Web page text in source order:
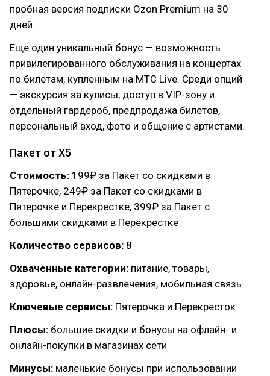
пробная версия подписки Ozon Premium на 30
дней.
Еще один уникальный бонус — возможность
привилегированного обслуживания на концертах
по билетам, купленным на МТС Live. Среди опций
— экскурсия за кулисы, доступ в VIP-зону и
отдельный гардероб, предпродажа билетов,
персональный вход, фото и общение с артистами.
Пакет от X5
Стоимость: 199₽ за Пакет со скидками в
Пятерочке, 249₽ за Пакет со скидками в
Пятерочке и Перекрестке, 399₽ за Пакет с
большими скидками в Перекрестке
Количество сервисов: 8
Охваченные категории: питание, товары,
здоровье, онлайн-развлечения, мобильная связь
Ключевые сервисы: Пятерочка и Перекресток
Плюсы: большие скидки и бонусы на офлайн- и
онлайн-покупки в магазинах сети
Минусы: маленькие бонусы при использовании